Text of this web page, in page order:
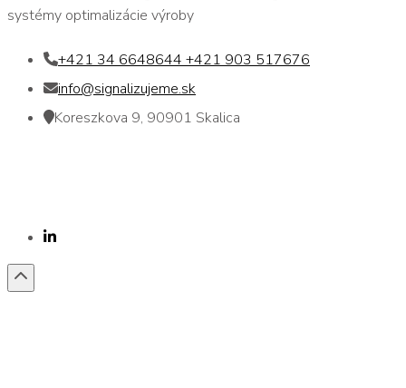
systémy optimalizácie výroby
+421 34 6648644 +421 903 517676
info@signalizujeme.sk
Koreszkova 9, 90901 Skalica